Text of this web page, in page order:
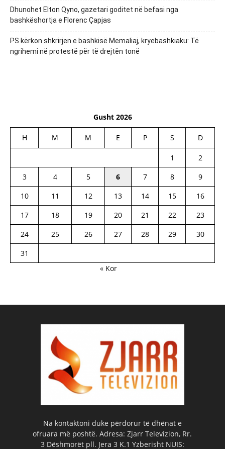
Dhunohet Elton Qyno, gazetari goditet në befasi nga
bashkëshortja e Florenc Çapjas
PS kërkon shkrirjen e bashkisë Memaliaj, kryebashkiaku: Të
ngrihemi në protestë për të drejtën tonë
Gusht 2026
H M M E P S D
1
2
3
4 5 6 7 8
9
10
11 12 13 14 15
16
17
18 19 20 21 22
23
24
25 26 27 28 29
30
31
« Kor
Na kontaktoni duke përdorur të dhënat e
ofruara më poshtë. Adresa: Zjarr Televizion, Rr.
3 Dëshmorët pll. Jera 3 K.1 Yzberisht NUIS: